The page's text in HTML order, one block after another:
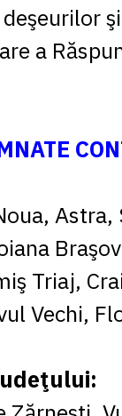
a
Triaj,
Vechi,